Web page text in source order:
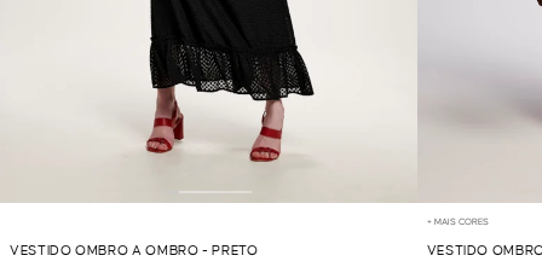
VESTIDO OMBRO A OMBRO - PRETO
+ MAIS CORES
VESTIDO